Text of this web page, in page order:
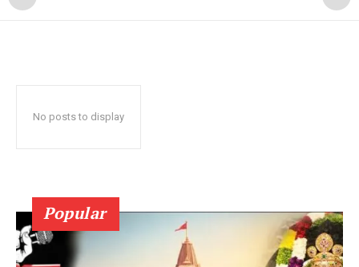
No posts to display
Popular